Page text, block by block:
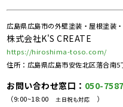
広島県広島市の外壁塗装・屋根塗装
株式会社K'S CREATE
https://hiroshima-toso.com/
住所：広島県広島市安佐北区落合南5
お問い合わせ窓口： 050-
（9:00~18:00 土日祝も対応 ）